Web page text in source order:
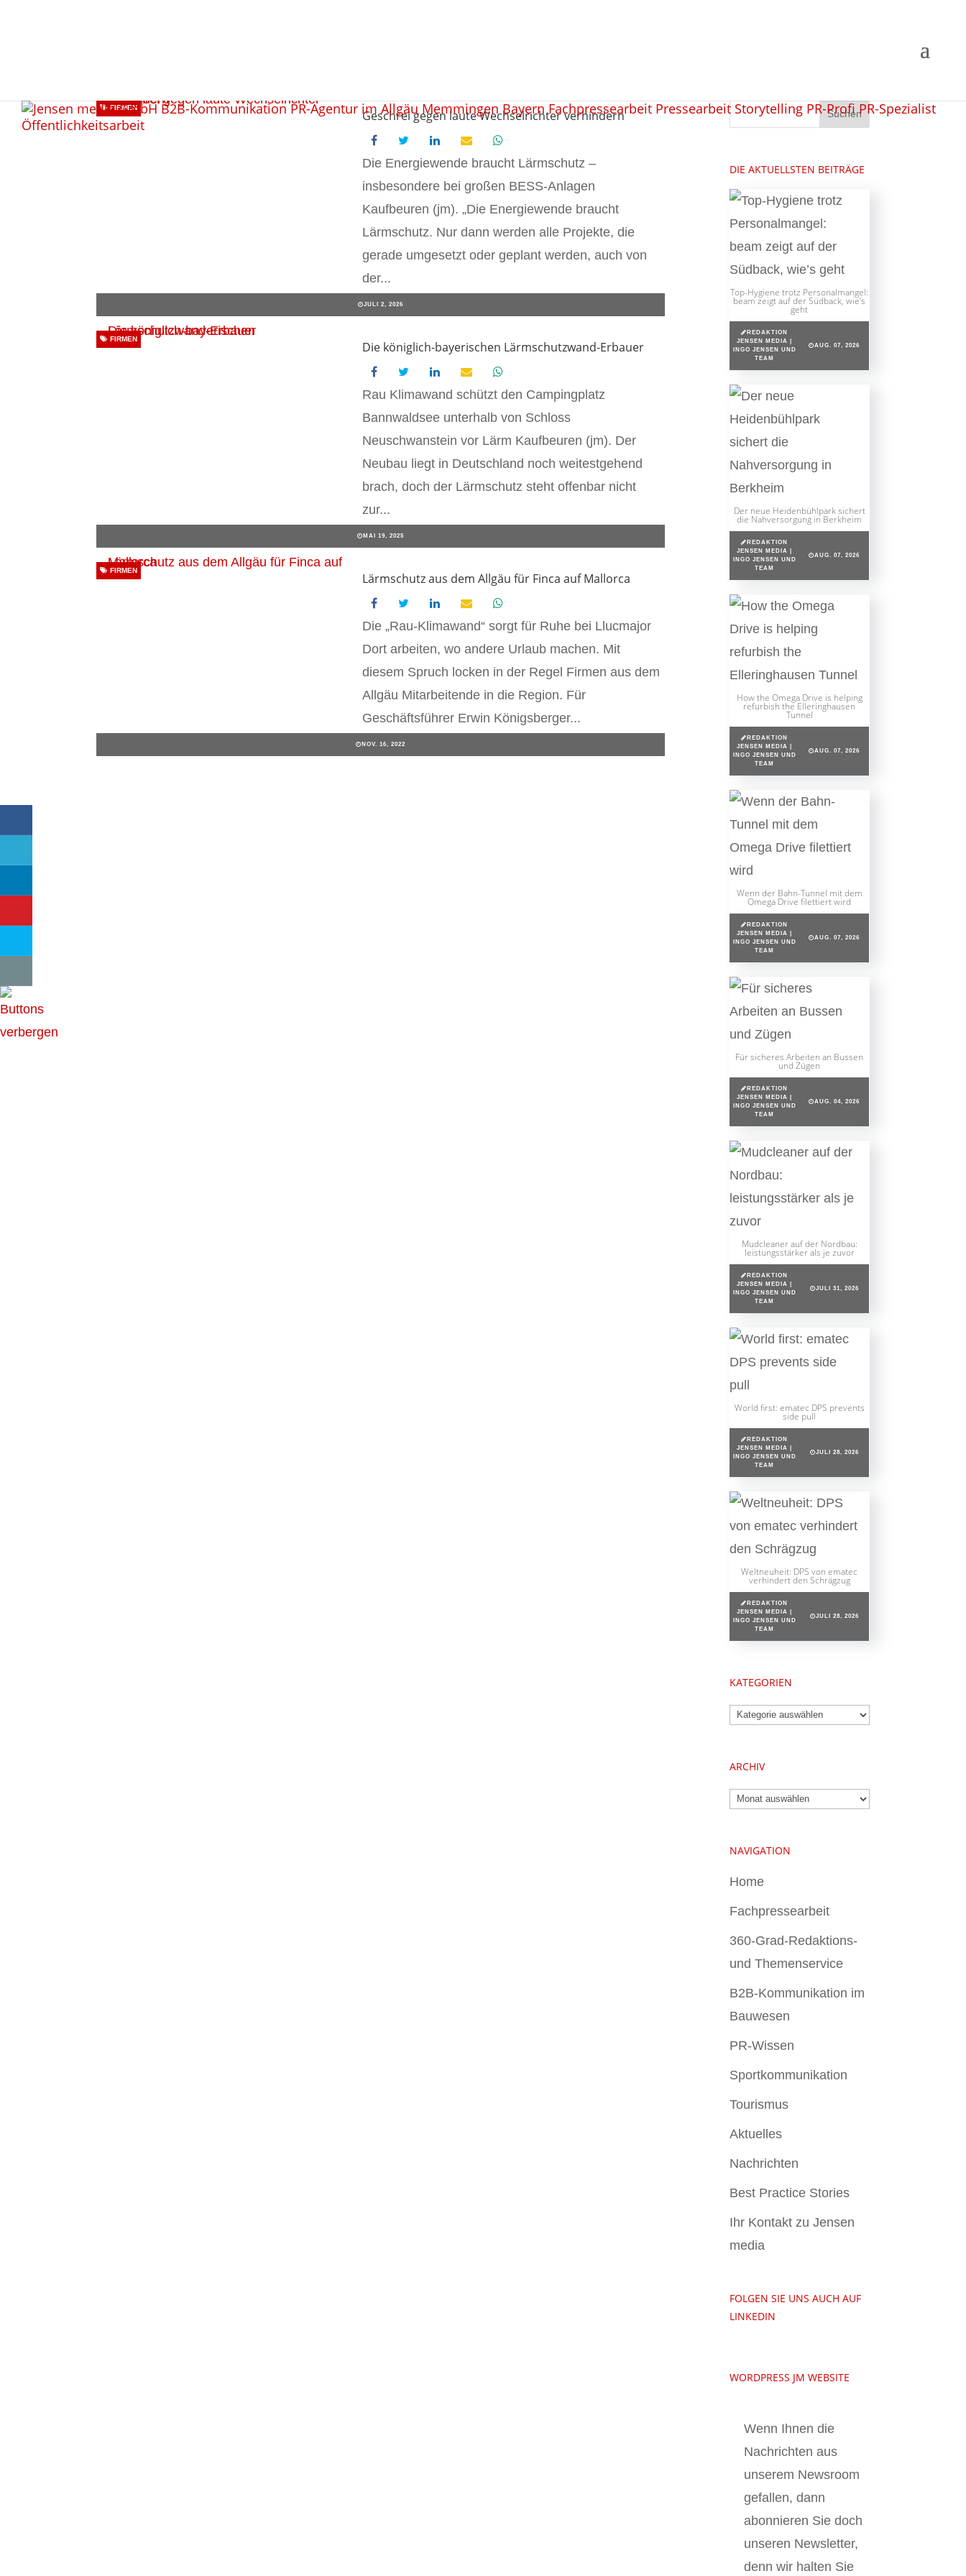
Geschrei gegen laute Wechselrichter verhindern
FIRMEN
Die Energiewende braucht Lärmschutz –
insbesondere bei großen BESS-Anlagen
Kaufbeuren (jm). „Die Energiewende braucht
Lärmschutz. Nur dann werden alle Projekte, die
gerade umgesetzt oder geplant werden, auch von
der...
JULI 2, 2026
Die königlich-bayerischen Lärmschutzwand-Erbauer
FIRMEN
Rau Klimawand schützt den Campingplatz
Bannwaldsee unterhalb von Schloss
Neuschwanstein vor Lärm Kaufbeuren (jm). Der
Neubau liegt in Deutschland noch weitestgehend
brach, doch der Lärmschutz steht offenbar nicht
zur...
MAI 19, 2025
Lärmschutz aus dem Allgäu für Finca auf Mallorca
FIRMEN
Die „Rau-Klimawand“ sorgt für Ruhe bei Llucmajor
Dort arbeiten, wo andere Urlaub machen. Mit
diesem Spruch locken in der Regel Firmen aus dem
Allgäu Mitarbeitende in die Region. Für
Geschäftsführer Erwin Königsberger...
NOV. 16, 2022
DIE AKTUELLSTEN BEITRÄGE
Top-Hygiene trotz Personalmangel:
beam zeigt auf der Südback, wie’s
geht
REDAKTION
JENSEN MEDIA |
INGO JENSEN UND
TEAM
AUG. 07, 2026
Der neue Heidenbühlpark sichert
die Nahversorgung in Berkheim
REDAKTION
JENSEN MEDIA |
INGO JENSEN UND
TEAM
AUG. 07, 2026
How the Omega Drive is helping
refurbish the Elleringhausen
Tunnel
REDAKTION
JENSEN MEDIA |
INGO JENSEN UND
TEAM
AUG. 07, 2026
Wenn der Bahn-Tunnel mit dem
Omega Drive filettiert wird
REDAKTION
JENSEN MEDIA |
INGO JENSEN UND
TEAM
AUG. 07, 2026
Für sicheres Arbeiten an Bussen
und Zügen
REDAKTION
JENSEN MEDIA |
INGO JENSEN UND
TEAM
AUG. 04, 2026
Mudcleaner auf der Nordbau:
leistungsstärker als je zuvor
REDAKTION
JENSEN MEDIA |
INGO JENSEN UND
TEAM
JULI 31, 2026
World first: ematec DPS prevents
side pull
REDAKTION
JENSEN MEDIA |
INGO JENSEN UND
TEAM
JULI 28, 2026
Weltneuheit: DPS von ematec
verhindert den Schrägzug
REDAKTION
JENSEN MEDIA |
INGO JENSEN UND
TEAM
JULI 28, 2026
KATEGORIEN
Kategorien
ARCHIV
Archiv
NAVIGATION
Home
Fachpressearbeit
360-Grad-Redaktions-
und Themenservice
B2B-Kommunikation im
Bauwesen
PR-Wissen
Sportkommunikation
Tourismus
Aktuelles
Nachrichten
Best Practice Stories
Ihr Kontakt zu Jensen
media
FOLGEN SIE UNS AUCH AUF
LINKEDIN
WORDPRESS JM WEBSITE
Wenn Ihnen die
Nachrichten aus
unserem Newsroom
gefallen, dann
abonnieren Sie doch
unseren Newsletter,
denn wir halten Sie